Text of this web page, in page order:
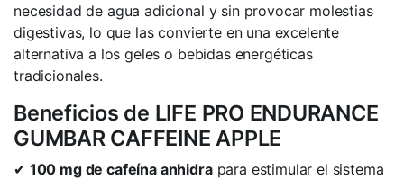
necesidad de agua adicional y sin provocar molestias
digestivas, lo que las convierte en una excelente
alternativa a los geles o bebidas energéticas
tradicionales.
Beneficios de LIFE PRO ENDURANCE
GUMBAR CAFFEINE APPLE
✔ 100 mg de cafeína anhidrapara estimular el sistema